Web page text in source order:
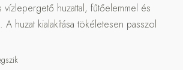
vízlepergető huzattal, fűtőelemmel és
huzat kialakítása tökéletesen passzol